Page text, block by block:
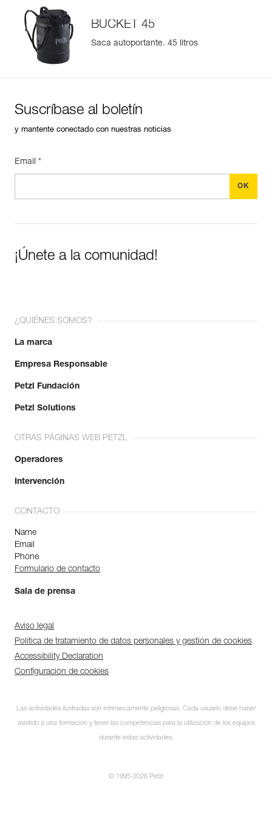
Más información
BUCKET 45
Saca autoportante. 45 litros
Suscríbase al boletín
y mantente conectado con nuestras noticias
Email *
¡Únete a la comunidad!
¿QUIÉNES SOMOS?
La marca
Empresa Responsable
Petzl Fundación
Petzl Solutions
OTRAS PÁGINAS WEB PETZL
Operadores
Intervención
CONTACTO
Name
Email
Phone
Formulario de contacto
Sala de prensa
Aviso legal
Política de tratamiento de datos personales y gestión de cookies
Accessibility Declaration
Configuración de cookies
Las actividades ilustradas son intrínsecamente peligrosas. Cada usuario debe haber
asistido a una formación y tener las competencias para la utilización de los equipos
durante estas actividades.
© 1995-2026 Petzl